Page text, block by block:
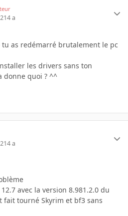
14 a
as redémarré brutalement le pc
les drivers sans ton
donne quoi ? ^^
14 a
avec la version 8.981.2.0 du
tourné Skyrim et bf3 sans